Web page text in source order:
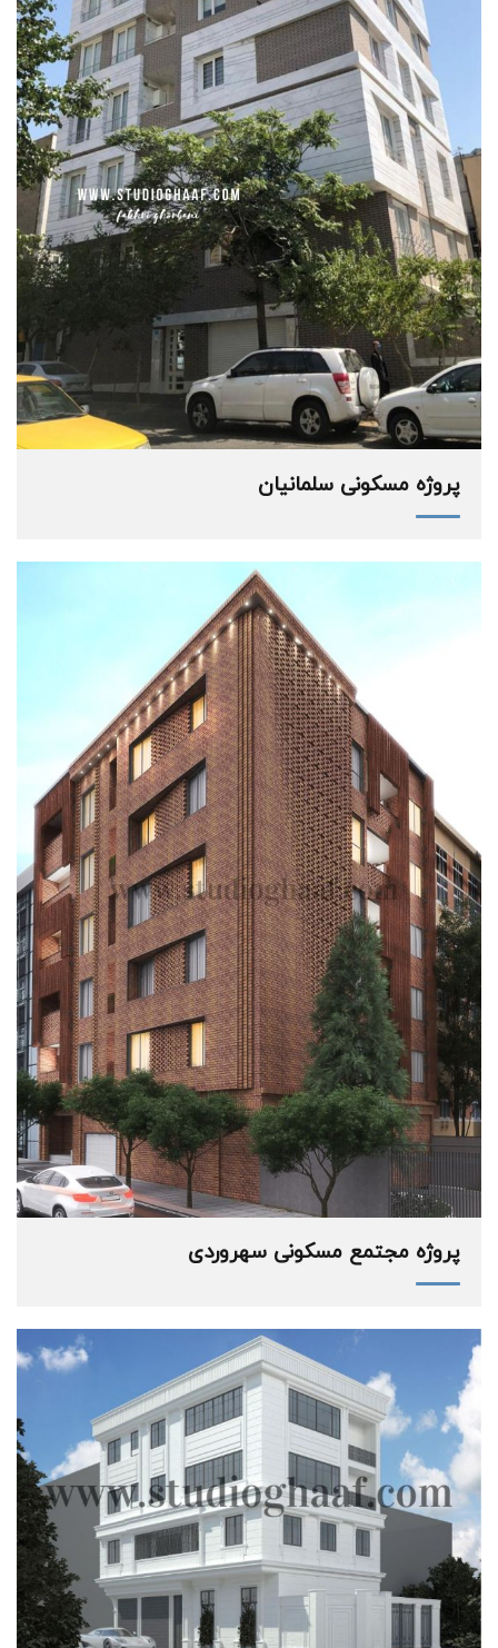
پروژه مسکونی سلمانیان
پروژه مجتمع مسکونی سهروردی